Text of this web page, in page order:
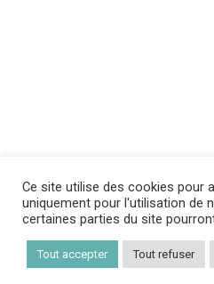
Ce site utilise des cookies pour
uniquement pour l'utilisation de
certaines parties du site
Tout accepter Tout refuser